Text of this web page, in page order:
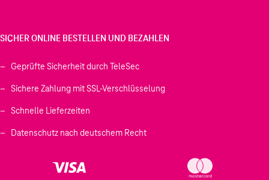
SICHER ONLINE BESTELLEN UND BEZAHLEN
Geprüfte Sicherheit durch TeleSec
Sichere Zahlung mit SSL-Verschlüsselung
Schnelle Lieferzeiten
Datenschutz nach deutschem Recht